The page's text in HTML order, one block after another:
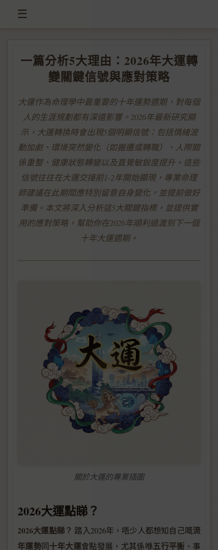
☰
一篇分析5大理由：2026年大運轉
變關鍵信號與應對策略
大運作為命理學中最重要的十年運勢週期，對每個
人的生涯規劃都有深遠影響。2026年最新研究顯
示，大運轉換時會出現5個明顯信號：包括情緒波
動加劇、環境突然變化（如搬遷或轉職）、人際關
係重整、健康狀態轉變以及直覺敏銳度提升。這些
信號往往在大運交接前1-2年開始顯現，專業命理
師建議在此期間應特別留意自身變化，並提前做好
準備。本文將深入分析這5大關鍵指標，並提供實
用的應對策略，幫助你在2026年順利過渡到下一個
十年大運週期。
關於大運的專業插圖
2026大運點睇？
2026大運點睇？ 踏入2026年，唔少人都想知自己嘅流
年運勢同十年大運會點發展，尤其係喺五行平衡 、事